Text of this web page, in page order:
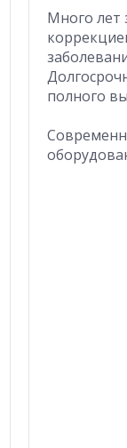
Много лет
полного